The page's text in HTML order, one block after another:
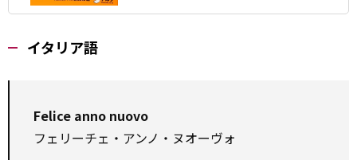
イタリア語
Felice anno nuovo
フェリーチェ・アンノ・ヌオーヴォ